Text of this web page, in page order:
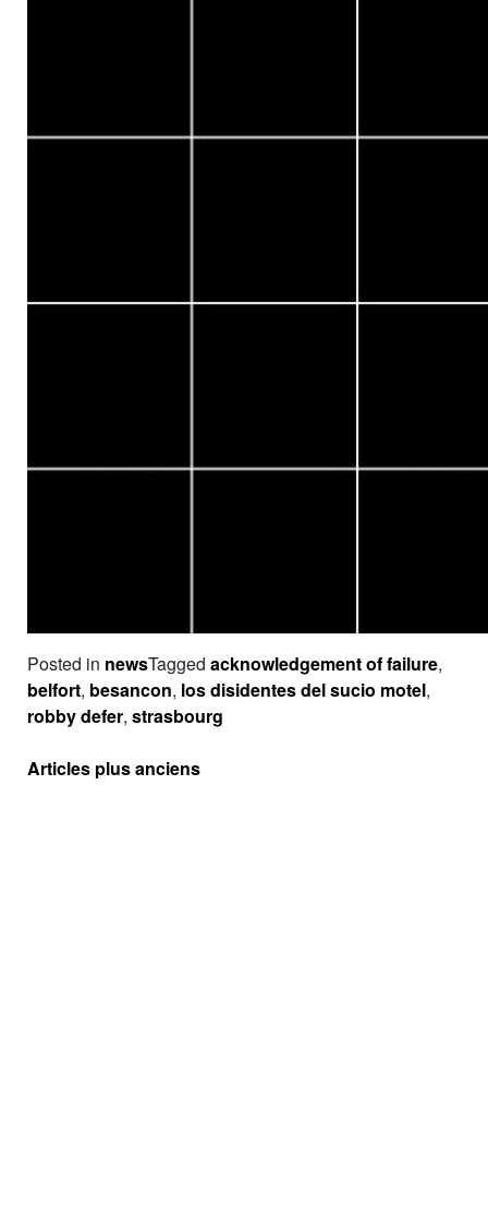
Posted in newsTagged acknowledgement of failure,
belfort, besancon, los disidentes del sucio motel,
robby defer, strasbourg
Navigation
Articles plus anciens